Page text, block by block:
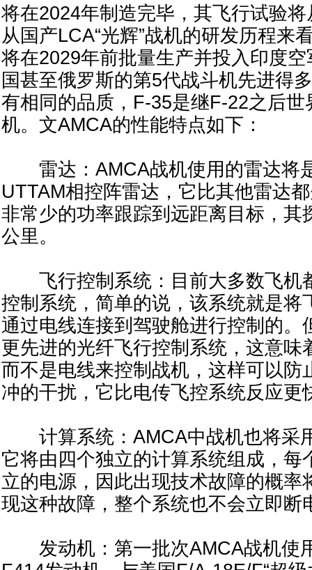
将在2024年制造完毕，其飞行试验
从国产LCA“光辉”战机的研发历程来
将在2029年前批量生产并投入印度
国甚至俄罗斯的第5代战斗机先进得
有相同的品质，F-35是继F-22之后
机。文AMCA的性能特点如下：
雷达：AMCA战机使用的雷达将
UTTAM相控阵雷达，它比其他雷达
非常少的功率跟踪到远距离目标，其
公里。
飞行控制系统：目前大多数飞机
控制系统，简单的说，该系统就是将
通过电线连接到驾驶舱进行控制的。
更先进的光纤飞行控制系统，这意味
而不是电线来控制战机，这样可以防
冲的干扰，它比电传飞控系统反应更
计算系统：AMCA中战机也将采
它将由四个独立的计算系统组成，每
立的电源，因此出现技术故障的概率
现这种故障，整个系统也不会立即断
发动机：第一批次AMCA战机使